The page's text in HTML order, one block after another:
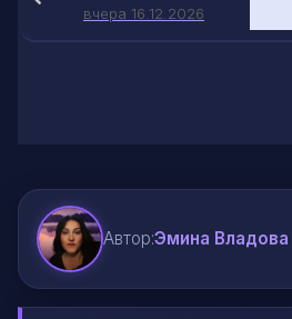
вчера 16.12.2026
Автор:Эмина Владова